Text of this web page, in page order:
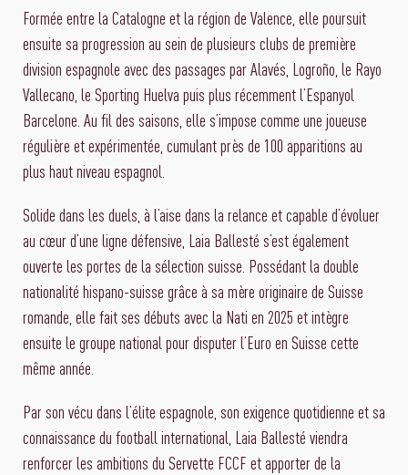
Formée entre la Catalogne et la région de Valence, elle poursuit
ensuite sa progression au sein de plusieurs clubs de première
division espagnole avec des passages par Alavés, Logroño, le Rayo
Vallecano, le Sporting Huelva puis plus récemment l’Espanyol
Barcelone. Au fil des saisons, elle s’impose comme une joueuse
régulière et expérimentée, cumulant près de 100 apparitions au
plus haut niveau espagnol.
Solide dans les duels, à l’aise dans la relance et capable d’évoluer
au cœur d’une ligne défensive, Laia Ballesté s’est également
ouverte les portes de la sélection suisse. Possédant la double
nationalité hispano-suisse grâce à sa mère originaire de Suisse
romande, elle fait ses débuts avec la Nati en 2025 et intègre
ensuite le groupe national pour disputer l’Euro en Suisse cette
même année.
Par son vécu dans l’élite espagnole, son exigence quotidienne et sa
connaissance du football international, Laia Ballesté viendra
renforcer les ambitions du Servette FCCF et apporter de la